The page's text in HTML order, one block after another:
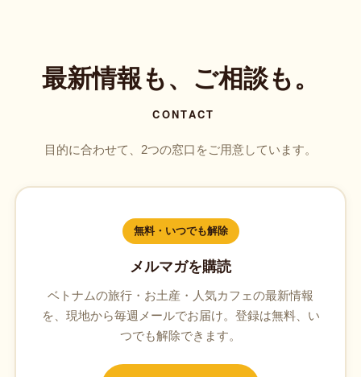
最新情報も、ご相談も。
CONTACT
目的に合わせて、2つの窓口をご用意しています。
無料・いつでも解除
メルマガを購読
ベトナムの旅行・お土産・人気カフェの最新情報
を、現地から毎週メールでお届け。登録は無料、い
つでも解除できます。